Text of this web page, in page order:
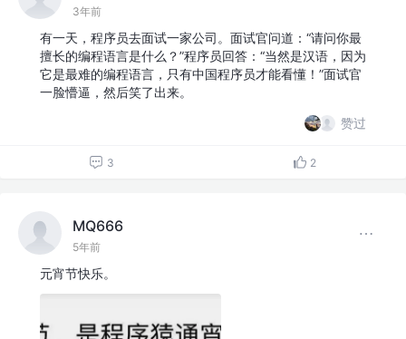
3年前
有一天，程序员去面试一家公司。面试官问道：“请问你最
擅长的编程语言是什么？”程序员回答：“当然是汉语，因为
它是最难的编程语言，只有中国程序员才能看懂！”面试官
一脸懵逼，然后笑了出来。
赞过
3 2
MQ666
5年前
元宵节快乐。